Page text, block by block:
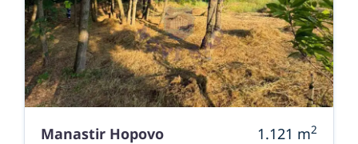
Manastir Hopovo 1.121 m2